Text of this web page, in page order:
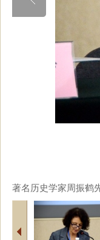
著名历史学家周振鹤